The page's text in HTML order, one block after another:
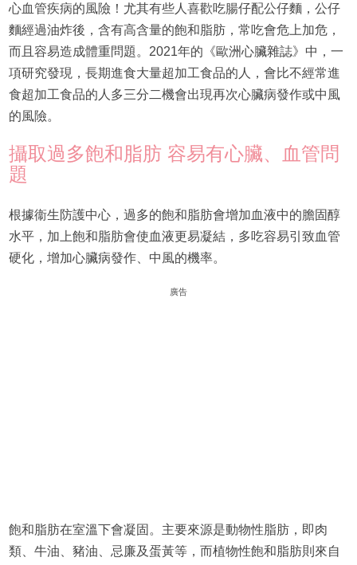
心血管疾病的風險！尤其有些人喜歡吃腸仔配公仔麵，公仔
麵經過油炸後，含有高含量的飽和脂肪，常吃會危上加危，
而且容易造成體重問題。2021年的《歐洲心臟雜誌》中，一
項研究發現，長期進食大量超加工食品的人，會比不經常進
食超加工食品的人多三分二機會出現再次心臟病發作或中風
的風險。
攝取過多飽和脂肪 容易有心臟、血管問
題
根據衞生防護中心，過多的飽和脂肪會增加血液中的膽固醇
水平，加上飽和脂肪會使血液更易凝結，多吃容易引致血管
硬化，增加心臟病發作、中風的機率。
廣告
飽和脂肪在室溫下會凝固。主要來源是動物性脂肪，即肉
類、牛油、豬油、忌廉及蛋黃等，而植物性飽和脂肪則來自